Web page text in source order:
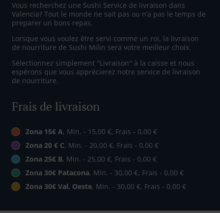
Vous recherchez une Sushi Service de livraison dans
Valencia? Tout le monde ne sait pas ou n’a pas le temps de
preparer un bons repas.
Lorsque vous voulez être servi comme un roi, la livraison
de nourriture de Sushi Milin sera votre meilleur choix.
Sélectionnez simplement "Livraison" à la caisse et nous
espérons que vous apprécierez notre service de livraison
de nourriture.
Frais de livraison
Zona 15€ A, Min. - 15,00 €, Frais - 0,00 €
Zona 20 € C, Min. - 20,00 €, Frais - 0,00 €
Zona 25€ B, Min. - 25,00 €, Frais - 0,00 €
Zona 30€ Patacona, Min. - 30,00 €, Frais - 0,00 €
Zona 30€ Val. Oeste, Min. - 30,00 €, Frais - 0,00 €